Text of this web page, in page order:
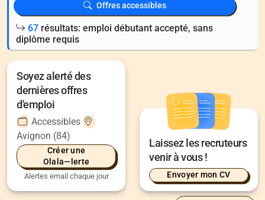
Offres accessibles
67 résultats: emploi débutant accepté, sans
diplôme requis
Soyez alerté des
dernières offres
d'emploi
Accessibles
Avignon (84)
Créer une
Olala—lerte
Alertes email chaque jour
Laissez les recruteurs
venir à vous !
Envoyer mon CV